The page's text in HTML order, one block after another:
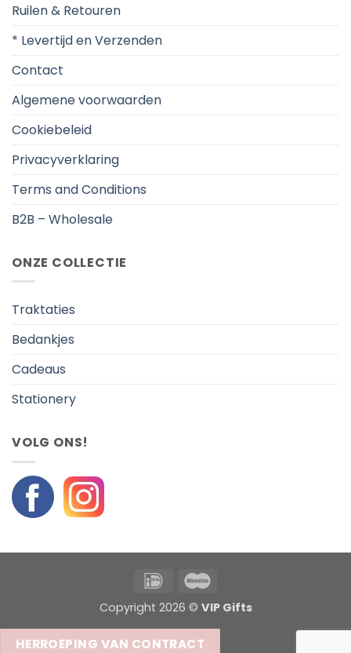
Ruilen & Retouren
* Levertijd en Verzenden
Contact
Algemene voorwaarden
Cookiebeleid
Privacyverklaring
Terms and Conditions
B2B – Wholesale
ONZE COLLECTIE
Traktaties
Bedankjes
Cadeaus
Stationery
VOLG ONS!
IDeal
Copyright 2026 © VIP Gifts
HERROEPING VAN CONTRACT